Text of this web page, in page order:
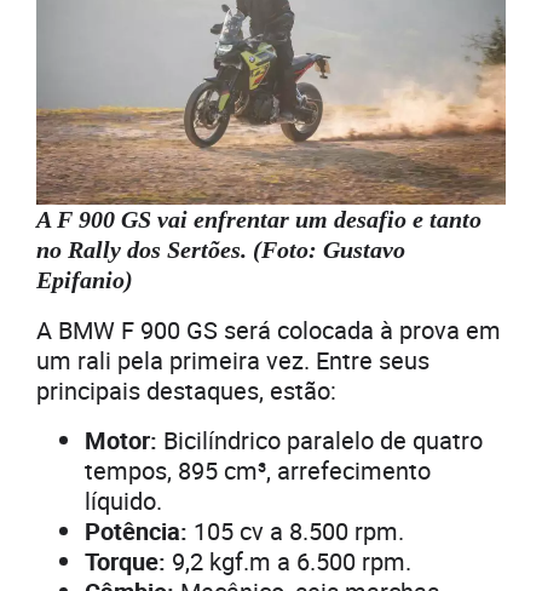
A F 900 GS vai enfrentar um desafio e tanto
no Rally dos Sertões. (Foto: Gustavo
Epifanio)
A BMW F 900 GS será colocada à prova em
um rali pela primeira vez. Entre seus
principais destaques, estão:
Motor: Bicilíndrico paralelo de quatro
tempos, 895 cm³, arrefecimento
líquido.
Potência: 105 cv a 8.500 rpm.
Torque: 9,2 kgf.m a 6.500 rpm.